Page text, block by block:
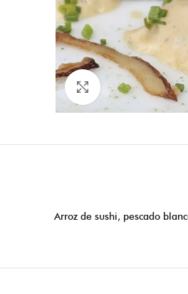
Click to enlarge
Arroz de sushi, pescado